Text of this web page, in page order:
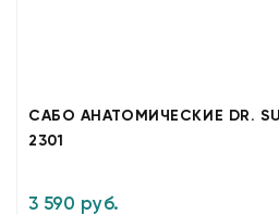
САБО АНАТОМИЧЕСКИЕ DR.
2301
3 590 руб.